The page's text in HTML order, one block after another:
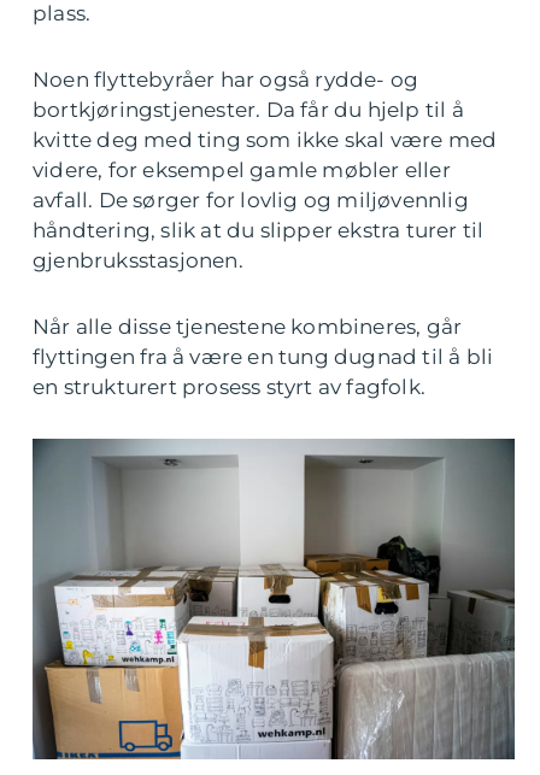
plass.
Noen flyttebyråer har også rydde- og
bortkjøringstjenester. Da får du hjelp til å
kvitte deg med ting som ikke skal være med
videre, for eksempel gamle møbler eller
avfall. De sørger for lovlig og miljøvennlig
håndtering, slik at du slipper ekstra turer til
gjenbruksstasjonen.
Når alle disse tjenestene kombineres, går
flyttingen fra å være en tung dugnad til å bli
en strukturert prosess styrt av fagfolk.